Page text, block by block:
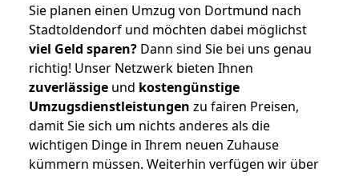
Sie planen einen Umzug von Dortmund nach
Stadtoldendorf und möchten dabei möglichst
viel Geld sparen? Dann sind Sie bei uns genau
richtig! Unser Netzwerk bieten Ihnen
zuverlässige und kostengünstige
Umzugsdienstleistungen zu fairen Preisen,
damit Sie sich um nichts anderes als die
wichtigen Dinge in Ihrem neuen Zuhause
kümmern müssen. Weiterhin verfügen wir über